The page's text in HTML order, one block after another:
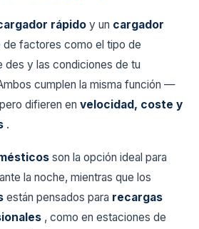
rápido y un cargador
de factores como el tipo de
des y las condiciones de tu
cumplen la misma función —
difieren en velocidad, coste y
.
son la opción ideal para
la noche, mientras que los
están pensados para recargas
, como en estaciones de